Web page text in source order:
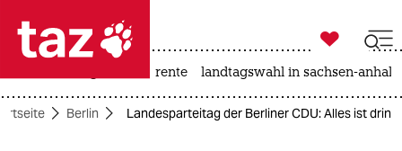
 taz zahl ich
taz zahl ich

taz zahl ich
rente landtagswahl in sachsen-anhalt
Berlin Landesparteitag der Berliner CDU: Alles ist drin